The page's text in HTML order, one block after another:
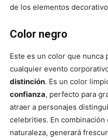
de los elementos
Color negro
Este es un color que nunca
cualquier evento
distinción. Es un color
confianza, perfecto para
atraer a personajes
celebrities. En
naturaleza, generará